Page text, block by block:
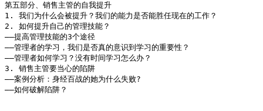
第五部分、销售主管的自我提升
1. 我们为什么会被提升？我们的能力是否能胜任现在的工作？
2. 如何提升自己的管理技能？
――提高管理技能的3个途径
――管理者的学习，我们是否真的意识到学习的重要性？
――管理者如何学习？没有时间学习怎么办？
3. 销售主管要当心的陷阱
――案例分析：身经百战的她为什么失败?
――如何破解陷阱？